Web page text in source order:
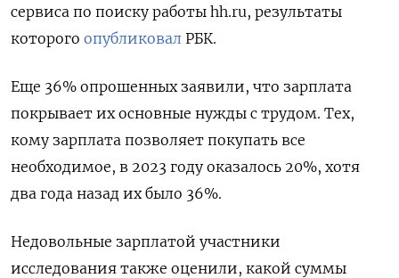
сервиса по поиску работы hh.ru, результаты
которого опубликовал РБК.
Еще 36% опрошенных заявили, что зарплата
покрывает их основные нужды с трудом. Тех,
кому зарплата позволяет покупать все
необходимое, в 2023 году оказалось 20%, хотя
два года назад их было 36%.
Недовольные зарплатой участники
исследования также оценили, какой суммы